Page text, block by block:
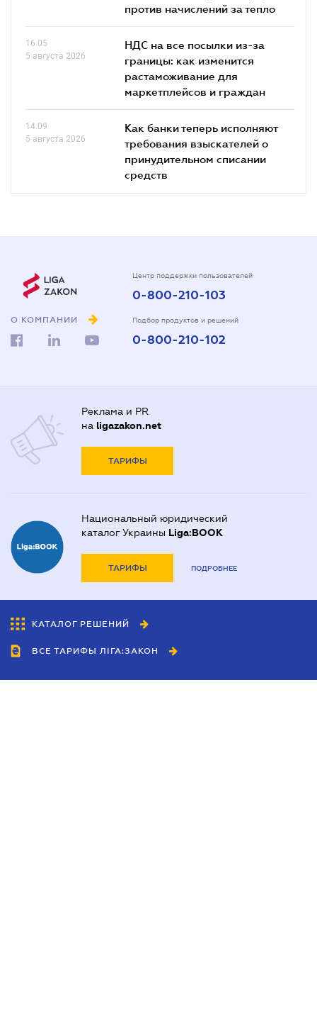
против начислений за тепло
16.05
5 августа 2026
НДС на все посылки из-за
границы: как изменится
растаможивание для
маркетплейсов и граждан
14.09
5 августа 2026
Как банки теперь исполняют
требования взыскателей о
принудительном списании
средств
О КОМПАНИИ
Центр поддержки пользователей
0-800-210-103
Подбор продуктов и решений
0-800-210-102
Реклама и PR
на ligazakon.net
ТАРИФЫ
Национальный юридический
каталог Украины Liga:BOOK
ТАРИФЫ ПОДРОБНЕЕ
КАТАЛОГ РЕШЕНИЙ
ВСЕ ТАРИФЫ ЛІГА:ЗАКОН